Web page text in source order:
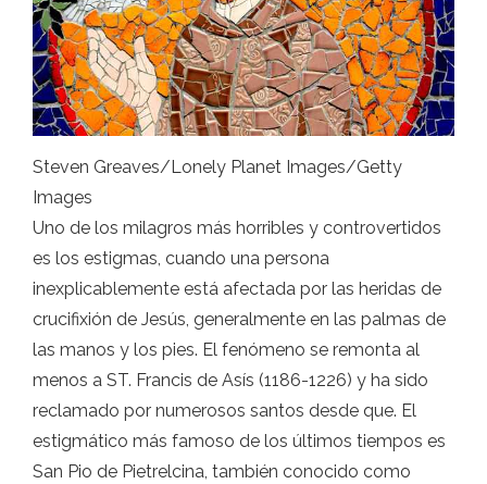
Steven Greaves/Lonely Planet Images/Getty
Images
Uno de los milagros más horribles y controvertidos
es los estigmas, cuando una persona
inexplicablemente está afectada por las heridas de
crucifixión de Jesús, generalmente en las palmas de
las manos y los pies. El fenómeno se remonta al
menos a ST. Francis de Asís (1186-1226) y ha sido
reclamado por numerosos santos desde que. El
estigmático más famoso de los últimos tiempos es
San Pio de Pietrelcina, también conocido como